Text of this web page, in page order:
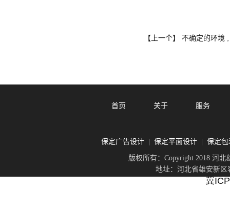
【上一个】 不确定的环境
首页 关于 服务
保定广告设计| 保定平面设计| 保定包
版权所有：Copyright 2018 河
地址：河北省雄安新区
冀